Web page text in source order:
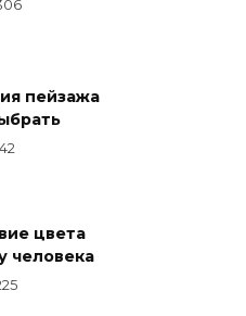
пейзажа
цвета
человека